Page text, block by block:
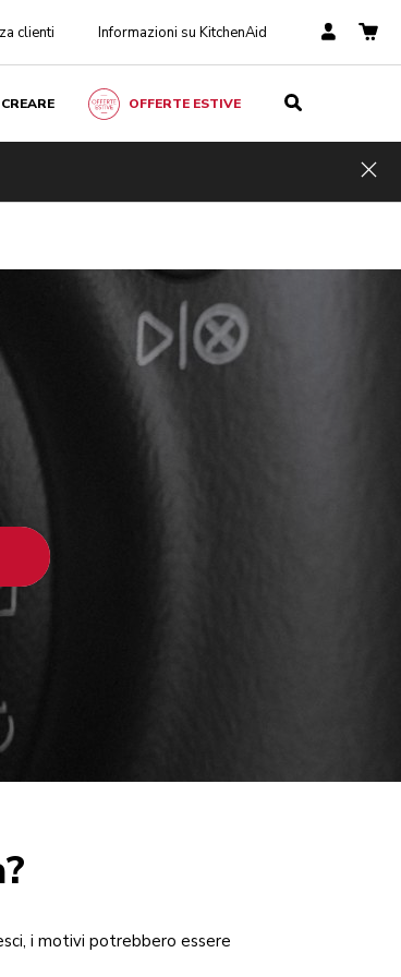
clienti Informazioni su KitchenAid
OFFERTE ESTIVE
i motivi potrebbero essere